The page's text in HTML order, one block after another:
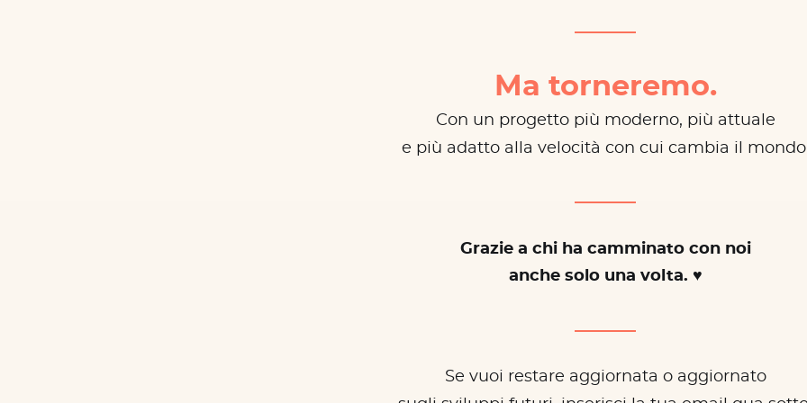
Ma torneremo.
Con un progetto più moderno, più attuale
e più adatto alla velocità con cui cambia il
Grazie a chi ha camminato con noi
anche solo una volta. ♥
Se vuoi restare aggiornata o aggiornato